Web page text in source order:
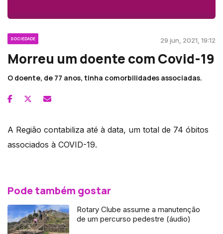
SOCIEDADE 29 jun, 2021, 19:12
Morreu um doente com Covid-19
O doente, de 77 anos, tinha comorbilidades associadas.
A Região contabiliza até à data, um total de 74 óbitos
associados à COVID-19.
Pode também gostar
Rotary Clube assume a manutenção
de um percurso pedestre (áudio)